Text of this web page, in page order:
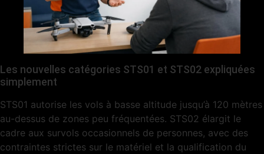
Les nouvelles catégories STS01 et STS02 expliquées
simplement
STS01 autorise les vols à basse altitude jusqu’à 120 mètres
au-dessus de zones peu fréquentées. STS02 élargit le
cadre aux survols occasionnels de personnes, avec des
contraintes strictes sur le matériel et la qualification du